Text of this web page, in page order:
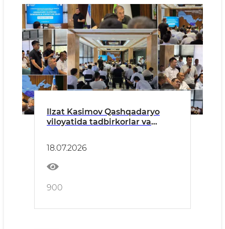
Ilzat Kasimov Qashqadaryo
viloyatida tadbirkorlar va
18.07.2026
900